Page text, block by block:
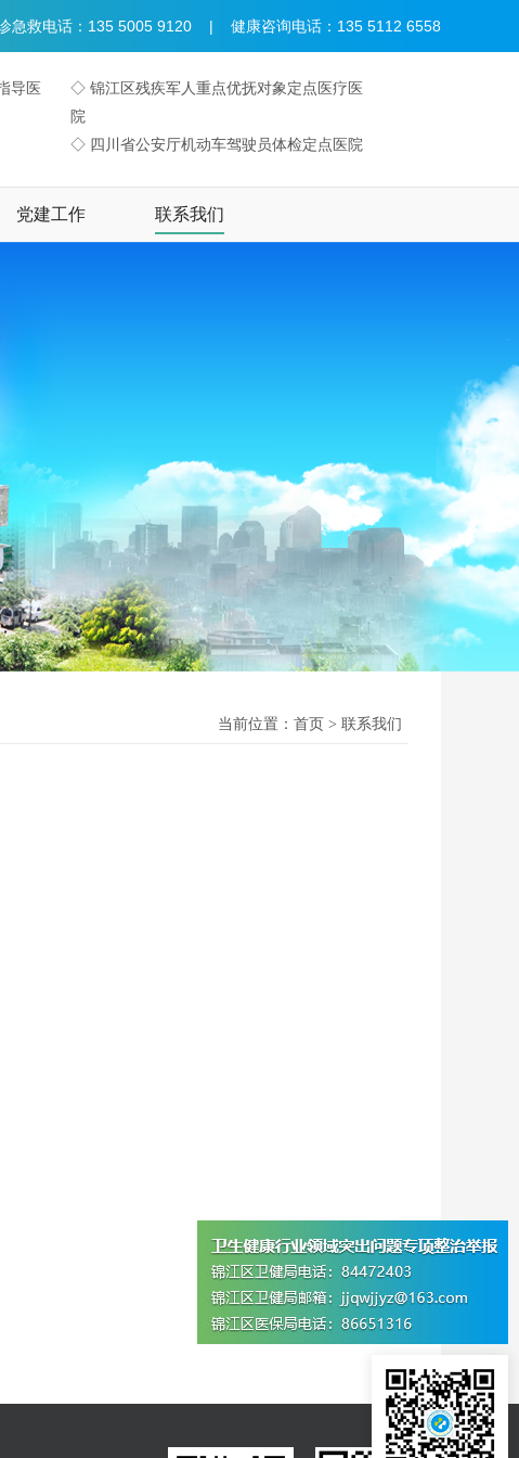
急救电话：135 5005 9120 | 健康咨询电话：135 5112 6558
导医
◇ 锦江区残疾军人重点优抚对象定点医疗医
院
◇ 四川省公安厅机动车驾驶员体检定点医院
党建工作 联系我们
当前位置： 首页 > 联系我们